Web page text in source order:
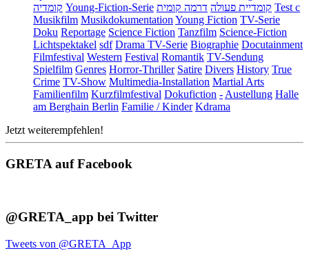
קומדיה Young-Fiction-Serie קומדיית פעולה דרמה קומית
Test c
Musikfilm Musikdokumentation Young Fiction TV-Serie
Doku Reportage Science Fiction Tanzfilm Science-Fiction
Lichtspektakel sdf Drama TV-Serie Biographie Docutainment
Filmfestival Western Festival Romantik TV-Sendung
Spielfilm Genres Horror-Thriller Satire Divers History True
Crime TV-Show Multimedia-Installation Martial Arts
Familienfilm Kurzfilmfestival Dokufiction - Austellung Halle
am Berghain Berlin Familie / Kinder Kdrama
Jetzt weiterempfehlen!
GRETA auf Facebook
@GRETA_app bei Twitter
Tweets von @GRETA_App